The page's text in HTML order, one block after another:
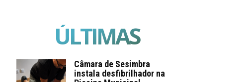
ÚLTIMAS
Câmara de Sesimbra
instala desfibrilhador na